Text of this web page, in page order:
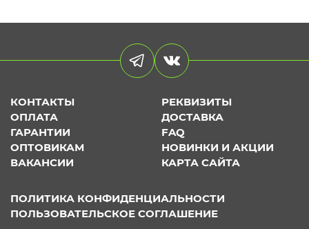
КОНТАКТЫ
РЕКВИЗИТЫ
ОПЛАТА
ДОСТАВКА
ГАРАНТИИ
FAQ
ОПТОВИКАМ
НОВИНКИ И АКЦИИ
ВАКАНСИИ
КАРТА САЙТА
ПОЛИТИКА КОНФИДЕНЦИАЛЬНОСТИ
ПОЛЬЗОВАТЕЛЬСКОЕ СОГЛАШЕНИЕ